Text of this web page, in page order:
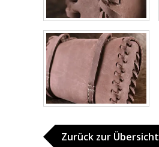
Zurück zur Übersicht